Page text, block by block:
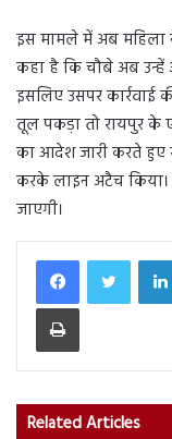
इस मामले में अब महिला
कहा है कि चौबे अब उन्हें
इसलिए उसपर कार्रवाई
तूल पकड़ा तो रायपुर के
का आदेश जारी करते हुए
करके लाइन अटैच किया।
जाएगी।
Print
Related Articles